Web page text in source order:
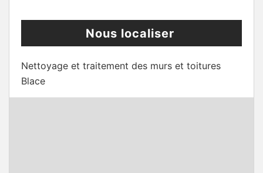
Nous localiser
Nettoyage et traitement des murs et toitures
Blace